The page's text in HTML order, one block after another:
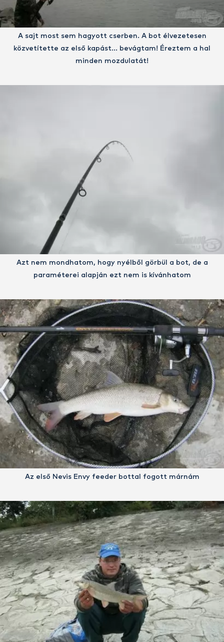
A sajt most sem hagyott cserben. A bot élvezetesen
közvetítette az első kapást… bevágtam! Éreztem a hal
minden mozdulatát!
Azt nem mondhatom, hogy nyélből görbül a bot, de a
paraméterei alapján ezt nem is kívánhatom
Az első Nevis Envy feeder bottal fogott márnám